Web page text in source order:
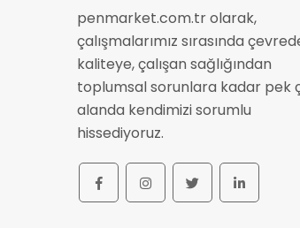
penmarket.com.tr olarak,
çalışmalarımız sırasında
kaliteye, çalışan sağlığından
toplumsal sorunlara kadar pek
alanda kendimizi sorumlu
hissediyoruz.